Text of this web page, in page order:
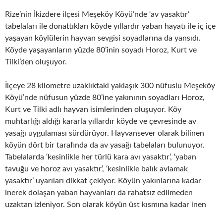
Rize’nin İkizdere ilçesi Meşeköy Köyü’nde ‘av yasaktır’
tabelaları ile donattıkları köyde yıllardır yaban hayatı ile iç içe
yaşayan köylülerin hayvan sevgisi soyadlarına da yansıdı.
Köyde yaşayanların yüzde 80’inin soyadı Horoz, Kurt ve
Tilki’den oluşuyor.
İlçeye 28 kilometre uzaklıktaki yaklaşık 300 nüfuslu Meşeköy
Köyü’nde nüfusun yüzde 80’ine yakınının soyadları Horoz,
Kurt ve Tilki adlı hayvan isimlerinden oluşuyor. Köy
muhtarlığı aldığı kararla yıllardır köyde ve çevresinde av
yasağı uygulaması sürdürüyor. Hayvansever olarak bilinen
köyün dört bir tarafında da av yasağı tabelaları bulunuyor.
Tabelalarda ‘kesinlikle her türlü kara avı yasaktır’, ‘yaban
tavuğu ve horoz avı yasaktır’, ‘kesinlikle balık avlamak
yasaktır’ uyarıları dikkat çekiyor. Köyün yakınlarına kadar
inerek dolaşan yaban hayvanları da rahatsız edilmeden
uzaktan izleniyor. Son olarak köyün üst kısmına kadar inen